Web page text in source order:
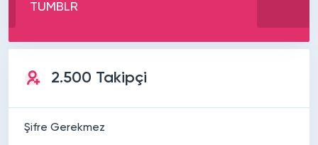
TUMBLR
2.500 Takipçi
Şifre Gerekmez